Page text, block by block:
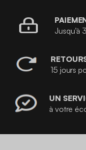
Jusqu'à
15 jours
UN
à votre